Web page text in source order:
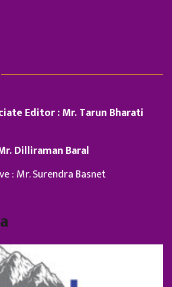
Editor : Mr. Tarun Bharati
Dilliraman Baral
: Mr. Surendra Basnet